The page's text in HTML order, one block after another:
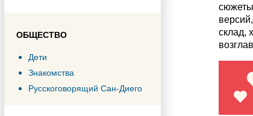
ОБЩЕСТВО
Дети
Знакомства
Русскоговорящий Сан-Диего
сюжеты
склад,